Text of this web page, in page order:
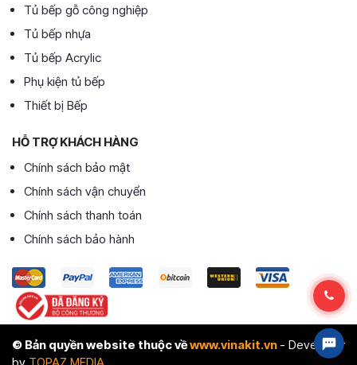
Tủ bếp gỗ công nghiệp
Tủ bếp nhựa
Tủ bếp Acrylic
Phụ kiện tủ bếp
Thiết bị Bếp
HỖ TRỢ KHÁCH HÀNG
Chính sách bảo mật
Chính sách vận chuyển
Chính sách thanh toán
Chính sách bảo hành
© Bản quyền website thuộc vềwww.vinakit.vn - Developer